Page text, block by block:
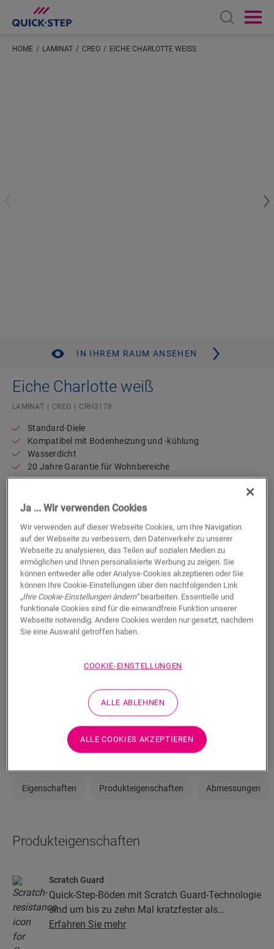
Open
HOME LAMINAT CREO EICHE CHARLOTTE WEISS
IN IHREM RAUM ANSEHEN
Eiche Charlotte weiß
LAMINAT CREO CRH3178
Standard-Diele
Kompatibel mit Bodenheizung und -kühlung
Wasserdicht
20 Jahre Garantie für Wohnbereiche
Einen Händler in Ihrer Nähe suchen
Sie können es kaum erwarten, diesen Boden selbst zu
sehen? Sie haben noch Fragen? Kein Problem! Es gibt
immer einen Händler in Ihrer Nähe.
SUCHE
zu Ihrem Stil und Ihren Bedürfnissen
In Ihrem Raum ansehen
Eigenschaften Produkteigenschaften Abmessungen
Produkteigenschaften
Scratch Guard
Quick-Step-Böden mit Scratch Guard-Technologie
sind um bis zu zehn Mal kratzfester als
herkömmliche Böden.
Erfahren Sie mehr
Ja ... Wir verwenden Cookies
Wir verwenden auf dieser Webseite Cookies, um Ihre Navigation
auf der Webseite zu verbessern, den Datenverkehr zu unserer
Webseite zu analysieren, das Teilen auf sozialen Medien zu
ermöglichen und Ihnen personalisierte Werbung zu zeigen. Sie
können entweder alle oder Analyse-Cookies akzeptieren oder Sie
können Ihre Cookie-Einstellungen über den nachfolgenden Link
„Ihre Cookie-Einstellungen ändern“bearbeiten. Essentielle und
funktionale Cookies sind für die einwandfreie Funktion unserer
Webseite notwendig. Andere Cookies werden nur gesetzt, nachdem
Sie eine Auswahl getroffen haben.
COOKIE-EINSTELLUNGEN
ALLE ABLEHNEN
ALLE COOKIES AKZEPTIEREN